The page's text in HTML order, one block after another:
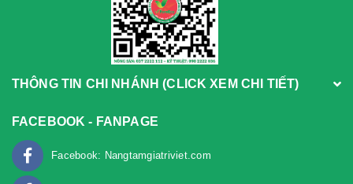
THÔNG TIN CHI NHÁNH (CLICK XEM CHI TIẾT)
FACEBOOK - FANPAGE
Facebook: Nangtamgiatriviet.com